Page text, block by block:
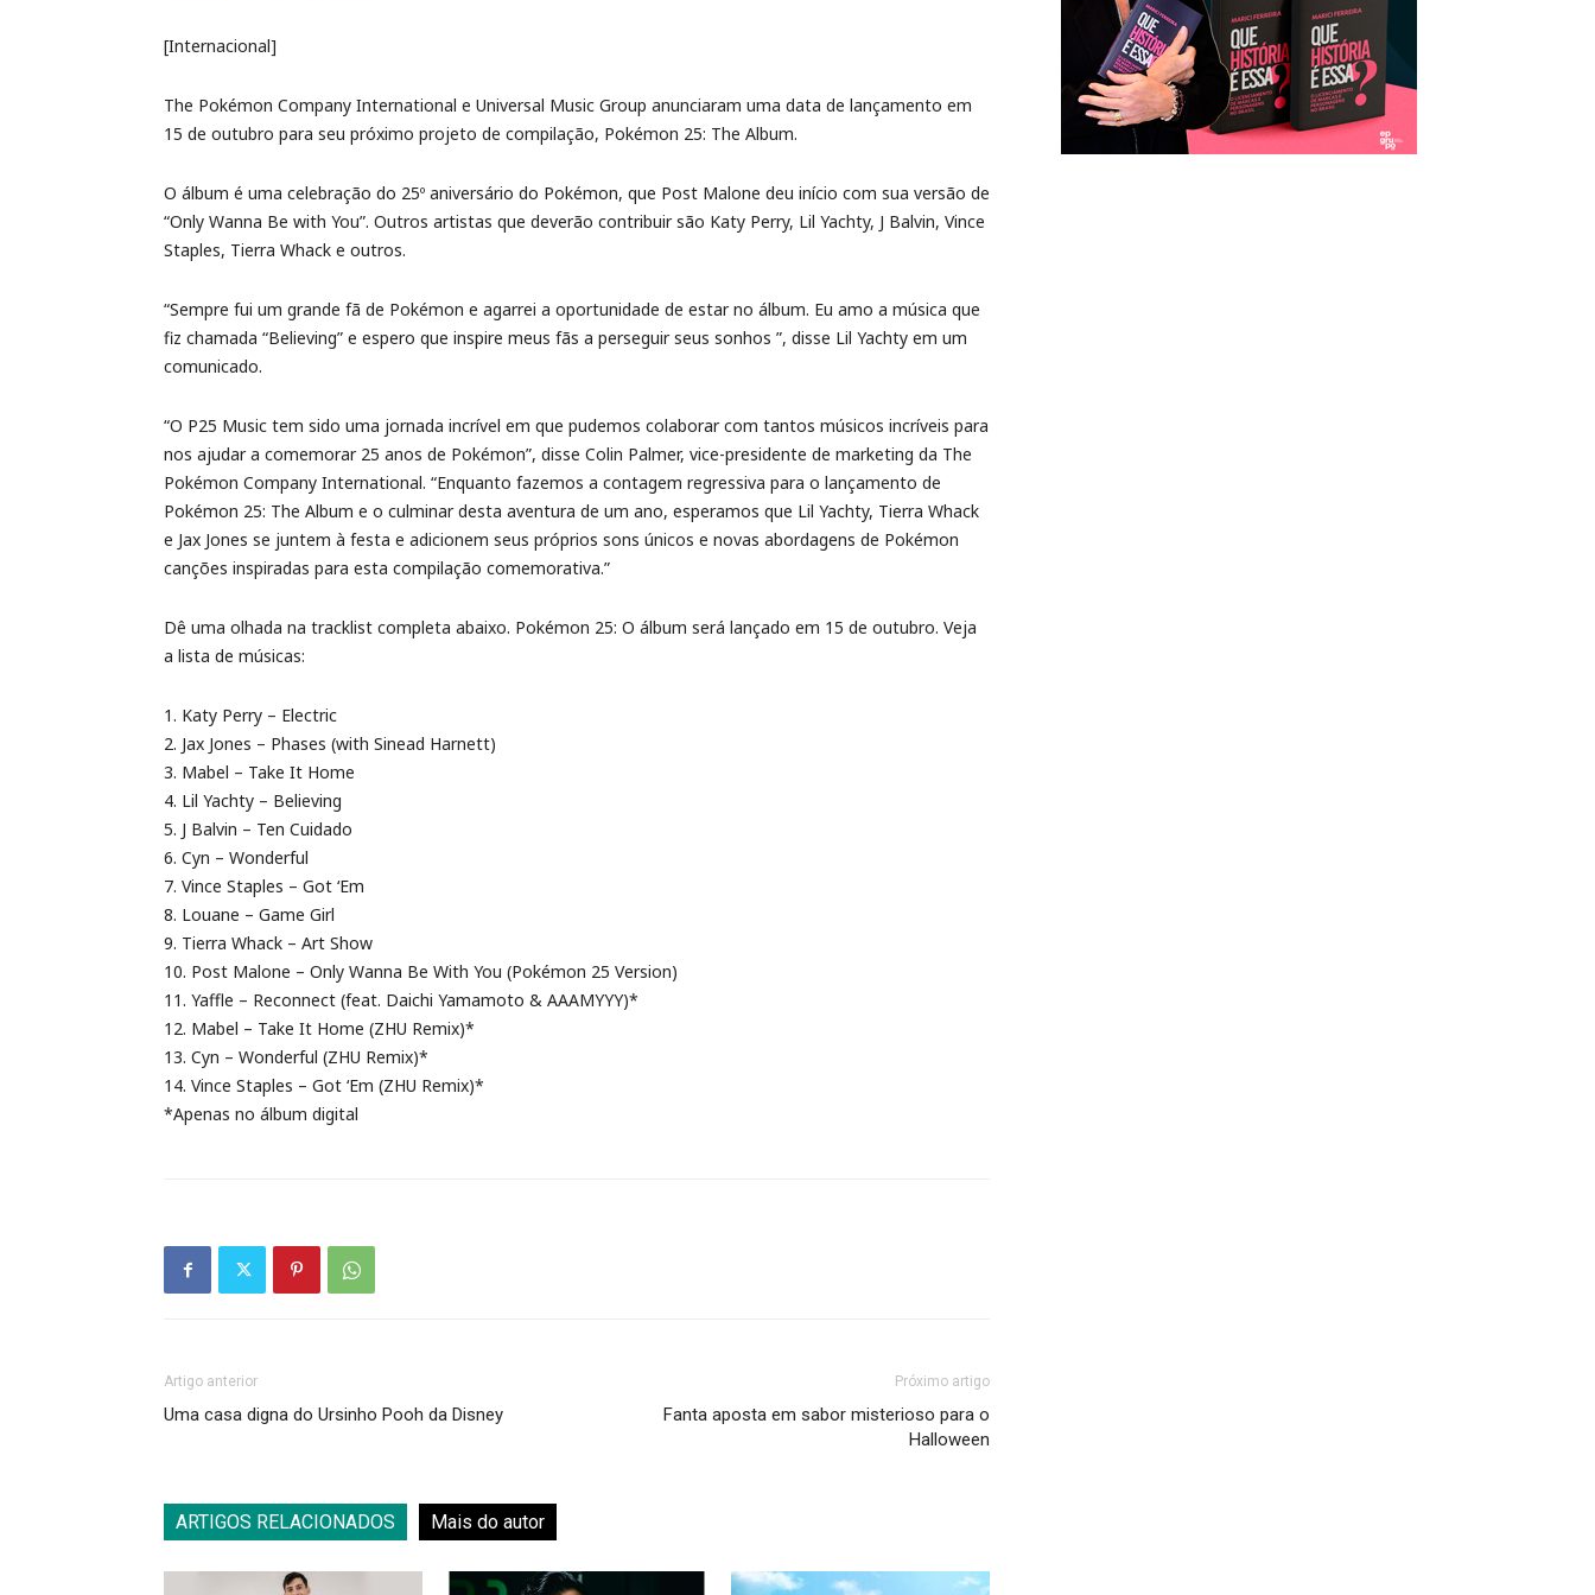
[Internacional]
The Pokémon Company International e Universal Music Group anunciaram uma data de lançamento em
15 de outubro para seu próximo projeto de compilação, Pokémon 25: The Album.
O álbum é uma celebração do 25º aniversário do Pokémon, que Post Malone deu início com sua versão de
“Only Wanna Be with You”. Outros artistas que deverão contribuir são Katy Perry, Lil Yachty, J Balvin, Vince
Staples, Tierra Whack e outros.
“Sempre fui um grande fã de Pokémon e agarrei a oportunidade de estar no álbum. Eu amo a música que
fiz chamada “Believing” e espero que inspire meus fãs a perseguir seus sonhos ”, disse Lil Yachty em um
comunicado.
“O P25 Music tem sido uma jornada incrível em que pudemos colaborar com tantos músicos incríveis para
nos ajudar a comemorar 25 anos de Pokémon”, disse Colin Palmer, vice-presidente de marketing da The
Pokémon Company International. “Enquanto fazemos a contagem regressiva para o lançamento de
Pokémon 25: The Album e o culminar desta aventura de um ano, esperamos que Lil Yachty, Tierra Whack
e Jax Jones se juntem à festa e adicionem seus próprios sons únicos e novas abordagens de Pokémon
canções inspiradas para esta compilação comemorativa.”
Dê uma olhada na tracklist completa abaixo. Pokémon 25: O álbum será lançado em 15 de outubro. Veja
a lista de músicas:
1. Katy Perry – Electric
2. Jax Jones – Phases (with Sinead Harnett)
3. Mabel – Take It Home
4. Lil Yachty – Believing
5. J Balvin – Ten Cuidado
6. Cyn – Wonderful
7. Vince Staples – Got ‘Em
8. Louane – Game Girl
9. Tierra Whack – Art Show
10. Post Malone – Only Wanna Be With You (Pokémon 25 Version)
11. Yaffle – Reconnect (feat. Daichi Yamamoto & AAAMYYY)*
12. Mabel – Take It Home (ZHU Remix)*
13. Cyn – Wonderful (ZHU Remix)*
14. Vince Staples – Got ‘Em (ZHU Remix)*
*Apenas no álbum digital
Artigo anterior
Uma casa digna do Ursinho Pooh da Disney
Próximo artigo
Fanta aposta em sabor misterioso para o
Halloween
ARTIGOS RELACIONADOS Mais do autor